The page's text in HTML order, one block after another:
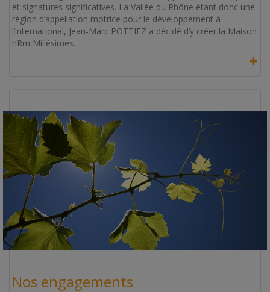
et signatures significatives. La Vallée du Rhône étant donc une
région d’appellation motrice pour le développement à
l’international, Jean-Marc POTTIEZ a décidé d’y créer la Maison
nRm Millésimes.
Nos engagements